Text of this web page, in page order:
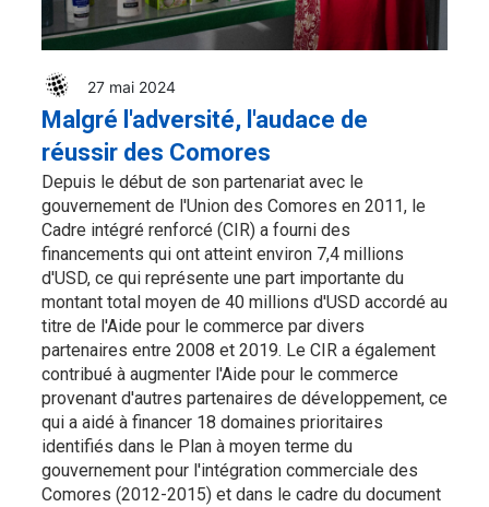
27 mai 2024
Malgré l'adversité, l'audace de
réussir des Comores
Depuis le début de son partenariat avec le
gouvernement de l'Union des Comores en 2011, le
Cadre intégré renforcé (CIR) a fourni des
financements qui ont atteint environ 7,4 millions
d'USD, ce qui représente une part importante du
montant total moyen de 40 millions d'USD accordé au
titre de l'Aide pour le commerce par divers
partenaires entre 2008 et 2019. Le CIR a également
contribué à augmenter l'Aide pour le commerce
provenant d'autres partenaires de développement, ce
qui a aidé à financer 18 domaines prioritaires
identifiés dans le Plan à moyen terme du
gouvernement pour l'intégration commerciale des
Comores (2012-2015) et dans le cadre du document